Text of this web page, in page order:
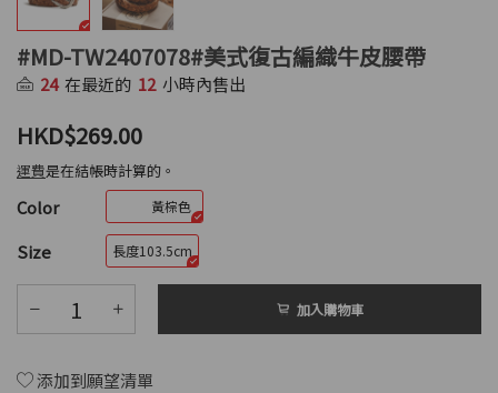
#MD-TW2407078#美式復古編織牛皮腰帶
24 在最近的 12 小時內售出
HKD$269.00
運費是在結帳時計算的。
Color 黃棕色
Size 長度103.5cm
加入購物車
添加到願望清單